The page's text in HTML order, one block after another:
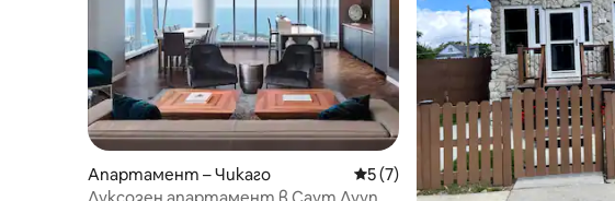
Апартамент – Чикаго Средна оценка: 5 от 5, 7 отзива
5 (7)